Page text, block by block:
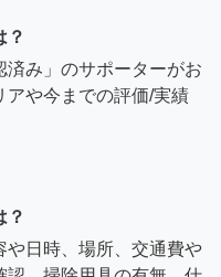
？
済み」のサポーターがお
アや今までの評価/実績
？
や日時、場所、交通費や